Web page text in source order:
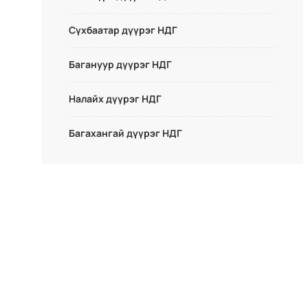
Сүхбаатар дүүрэг НДГ
Багануур дүүрэг НДГ
Налайх дүүрэг НДГ
Багахангай дүүрэг НДГ